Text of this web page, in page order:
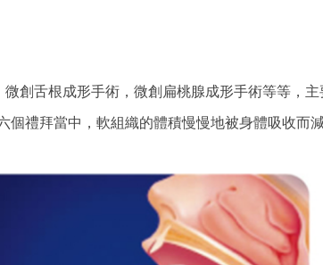
創舌根成形手術，微創扁桃腺成形手術等等，
禮拜當中，軟組織的體積慢慢地被身體吸收而